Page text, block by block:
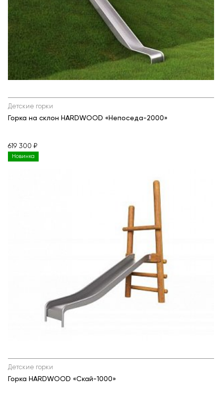
Детские горки
Горка на склон HARDWOOD «Непоседа-2000»
619 300 ₽
Новинка
Детские горки
Горка HARDWOOD «Скай-1000»